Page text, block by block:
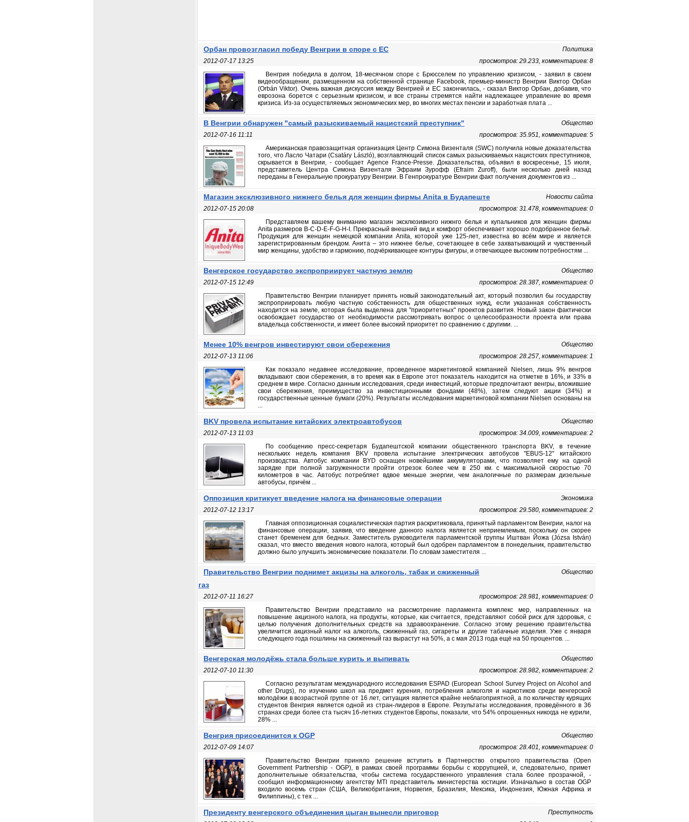
Орбан провозгласил победу Венгрии в споре с ЕС
Политика
2012-07-17 13:25
просмотров: 29.233, комментариев: 8
Венгрия победила в долгом, 18-месячном споре с Брюсселем по управлению кризисом, - заявил в своем
видеообращении, размещенном на собственной странице Facebook, премьер-министр Венгрии Виктор Орбан
(Orbán Viktor). Очень важная дискуссия между Венгрией и ЕС закончилась, - сказал Виктор Орбан, добавив, что
еврозона борется с серьезным кризисом, и все страны стремятся найти надлежащее управление во время
кризиса. Из-за осуществляемых экономических мер, во многих местах пенсии и заработная плата ...
В Венгрии обнаружен "самый разыскиваемый нацистский преступник"
Общество
2012-07-16 11:11
просмотров: 35.951, комментариев: 5
Американская правозащитная организация Центр Симона Визенталя (SWC) получила новые доказательства
того, что Ласло Чатари (Csatáry László), возглавляющий список самых разыскиваемых нацистских преступников,
скрывается в Венгрии, - сообщает Agence France-Presse. Доказательства, объявил в воскресенье, 15 июля,
представитель Центра Симона Визенталя Эфраим Зурофф (Efraim Zuroff), были несколько дней назад
переданы в Генеральную прокуратуру Венгрии. В Генпрокуратуре Венгрии факт получения документов из ...
Магазин эксклюзивного нижнего белья для женщин фирмы Anita в Будапеште
Новости сайта
2012-07-15 20:08
просмотров: 31.478, комментариев: 0
Представляем вашему вниманию магазин эксклюзивного нижнго белья и купальников для женщин фирмы
Anita размеров B-C-D-E-F-G-H-I. Прекрасный внешний вид и комфорт обеспечивает хорошо подобранное бельё.
Продукция для женщин немецкой компании Anita, которой уже 125-лет, известна во всём мире и является
зарегистрированным брендом. Анита – это нижнее белье, сочетающее в себе захватывающий и чувственный
мир женщины, удобство и гармонию, подчёркивающее контуры фигуры, и отвечающее высоким потребностям ...
Венгерское государство экспроприирует частную землю
Общество
2012-07-15 12:49
просмотров: 28.387, комментариев: 0
Правительство Венгрии планирует принять новый законодательный акт, который позволил бы государству
экспроприировать любую частную собственность для общественных нужд, если указанная собственность
находится на земле, которая была выделена для "приоритетных" проектов развития. Новый закон фактически
освобождает государство от необходимости рассмотривать вопрос о целесообразности проекта или права
владельца собственности, и имеет более высокий приоритет по сравнению с другими. ...
Менее 10% венгров инвестируют свои сбережения
Общество
2012-07-13 11:06
просмотров: 28.257, комментариев: 1
Как показало недавнее исследование, проведенное маркетинговой компанией Nielsen, лишь 9% венгров
вкладывают свои сбережения, в то время как в Европе этот показатель находится на отметке в 16%, и 33% в
среднем в мире. Согласно данным исследования, среди инвестиций, которые предпочитают венгры, вложившие
свои сбережения, преимущество за инвестиционными фондами (48%), затем следуют акции (34%) и
государственные ценные бумаги (20%). Результаты исследования маркетинговой компании Nielsen основаны на
...
BKV провела испытание китайских электроавтобусов
Общество
2012-07-13 11:03
просмотров: 34.009, комментариев: 2
По сообщению пресс-секретаря Будапештской компании общественного транспорта BKV, в течение
нескольких недель компания BKV провела испытание электрических автобусов "EBUS-12" китайского
производства. Автобус компании BYD оснащен новейшими аккумуляторами, что позволяет ему на одной
зарядке при полной загруженности пройти отрезок более чем в 250 км. с максимальной скоростью 70
километров в час. Автобус потребляет вдвое меньше энергии, чем аналогичные по размерам дизельные
автобусы, причём ...
Оппозиция критикует введение налога на финансовые операции
Экономика
2012-07-12 13:17
просмотров: 29.580, комментариев: 2
Главная оппозиционная социалистическая партия раскритиковала, принятый парламентом Венгрии, налог на
финансовые операции, заявив, что введение данного налога является неприемлемым, поскольку он скорее
станет бременем для бедных. Заместитель руководителя парламентской группы Иштван Йожа (Józsa István)
сказал, что вместо введения нового налога, который был одобрен парламентом в понедельник, правительство
должно было улучшить экономические показатели. По словам заместителя ...
Правительство Венгрии поднимет акцизы на алкоголь, табак и сжиженный
газ
Общество
2012-07-11 16:27
просмотров: 28.981, комментариев: 0
Правительство Венгрии представило на рассмотрение парламента комплекс мер, направленных на
повышение акцизного налога, на продукты, которые, как считается, представляют собой риск для здоровья, с
целью получения дополнительных средств на здравоохранение. Согласно этому решению правительства
увеличится акцизный налог на алкоголь, сжиженный газ, сигареты и другие табачные изделия. Уже с января
следующего года пошлины на сжиженный газ вырастут на 50%, а с мая 2013 года ещё на 50 процентов. ...
Венгерская молодёжь стала больше курить и выпивать
Общество
2012-07-10 11:30
просмотров: 28.982, комментариев: 2
Согласно результатам международного исследования ESPAD (European School Survey Project on Alcohol and
other Drugs), по изучению школ на предмет курения, потребления алкоголя и наркотиков среди венгерской
молодёжи в возрастной группе от 16 лет, ситуация является крайне неблагоприятной, а по количеству курящих
студентов Венгрия является одной из стран-лидеров в Европе. Результаты исследования, проведённого в 36
странах среди более ста тысяч 16-летних студентов Европы, показали, что 54% опрошенных никогда не курили,
28% ...
Венгрия присоединится к OGP
Общество
2012-07-09 14:07
просмотров: 28.401, комментариев: 0
Правительство Венгрии приняло решение вступить в Партнерство открытого правительства (Open
Government Partnership - OGP), в рамках своей программы борьбы с коррупцией, и, следовательно, примет
дополнительные обязательства, чтобы система государственного управления стала более прозрачной, -
сообщил информационному агентству MTI представитель министерства юстиции. Изначально в состав OGP
входило восемь стран (США, Великобритания, Норвегия, Бразилия, Мексика, Индонезия, Южная Африка и
Филиппины), с тех ...
Президенту венгерского объединения цыган вынесли приговор
Преступность